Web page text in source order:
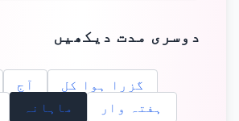
دوسری مدت دیکھیں
گزرا ہوا کل آج
ہفتہ وار
ماہانہ